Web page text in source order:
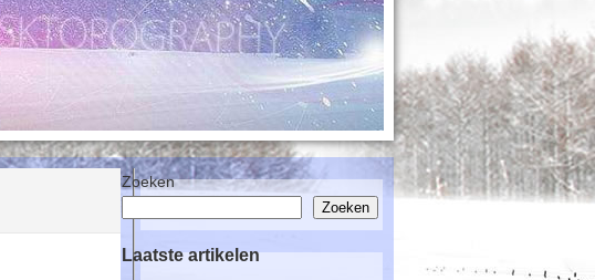
Zoeken
Zoeken
Laatste artikelen